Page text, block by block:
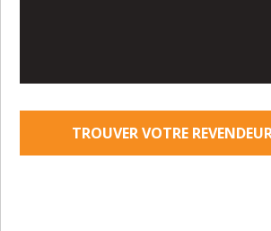
TROUVER VOTRE